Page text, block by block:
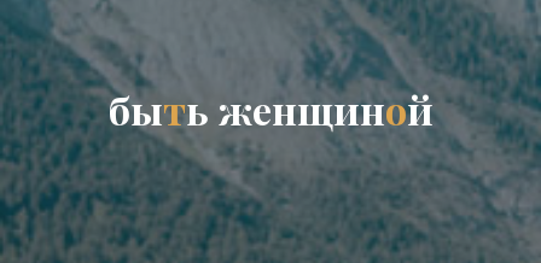
быть женщиной